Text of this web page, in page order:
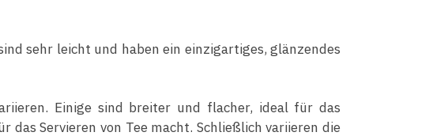
sehr leicht und haben ein einzigartiges, glänzendes
Einige sind breiter und flacher, ideal für das
Servieren von Tee macht. Schließlich variieren die